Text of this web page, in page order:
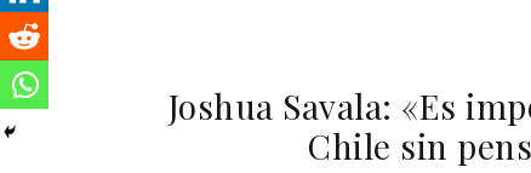
Joshua Savala: «Es
Chile sin